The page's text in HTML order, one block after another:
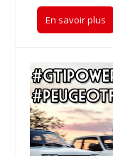
En savoir plus